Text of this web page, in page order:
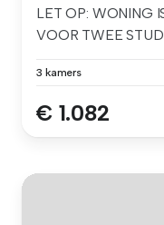
LET OP: WONING
VOOR TWEE
3 kamers
€ 1.082